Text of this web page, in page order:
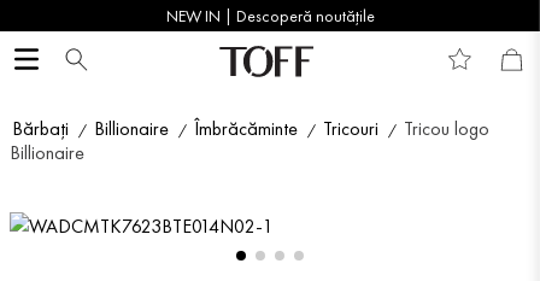
NEW IN | Descoperă noutățile
Bărbați Billionaire Îmbrăcăminte Tricouri
Tricou logo
Billionaire